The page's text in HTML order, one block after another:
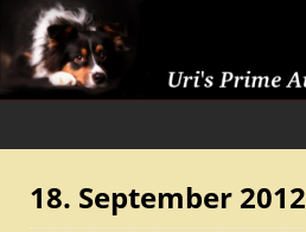
18. September 2012